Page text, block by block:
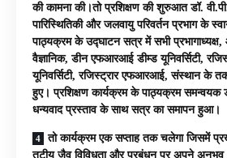
की कामना की।तो प्रशिक्षण की शुरुआत डॉ.
पारिस्थितिकी और जलवायु परिवर्तन प्रभाग के
पाठ्यक्रम के उद्घाटन सत्र में सभी
वैज्ञानिक, डीन एफआरआई डीम्ड यूनिवर्सिटी,
यूनिवर्सिटी, रजिस्ट्रार एफआरआई, संस्थान के
हुए। प्रशिक्षण कार्यक्रम के पाठ्यक्रम समन्वयक
धन्यवाद प्रस्ताव के साथ सत्र का समापन हुआ।
तो कार्यक्रम एक सप्ताह तक चलेगा जिसमें
तटीय जैव विविधता और प्रबंधन पर अपने अनुभव